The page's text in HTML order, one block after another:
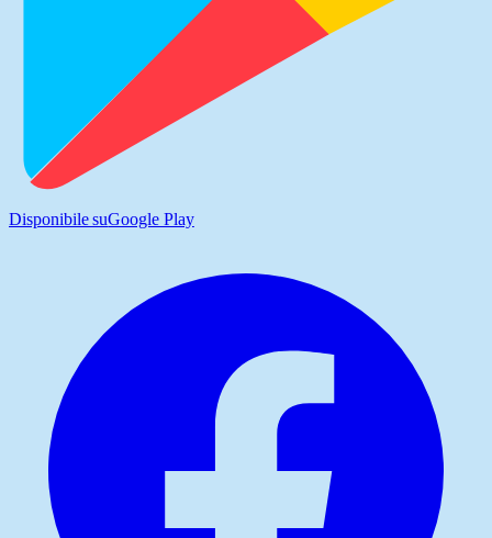
Disponibile suGoogle Play